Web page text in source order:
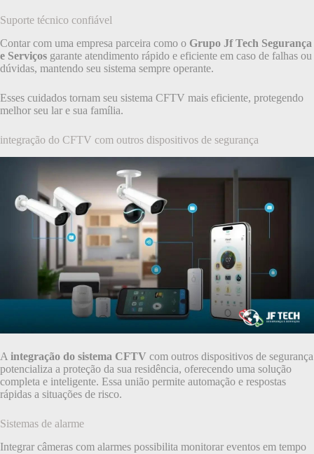
Suporte técnico confiável
Contar com uma empresa parceira como o Grupo Jf Tech Segurança
e Serviços garante atendimento rápido e eficiente em caso de falhas ou
dúvidas, mantendo seu sistema sempre operante.
Esses cuidados tornam seu sistema CFTV mais eficiente, protegendo
melhor seu lar e sua família.
integração do CFTV com outros dispositivos de segurança
A integração do sistema CFTV com outros dispositivos de segurança
potencializa a proteção da sua residência, oferecendo uma solução
completa e inteligente. Essa união permite automação e respostas
rápidas a situações de risco.
Sistemas de alarme
Integrar câmeras com alarmes possibilita monitorar eventos em tempo